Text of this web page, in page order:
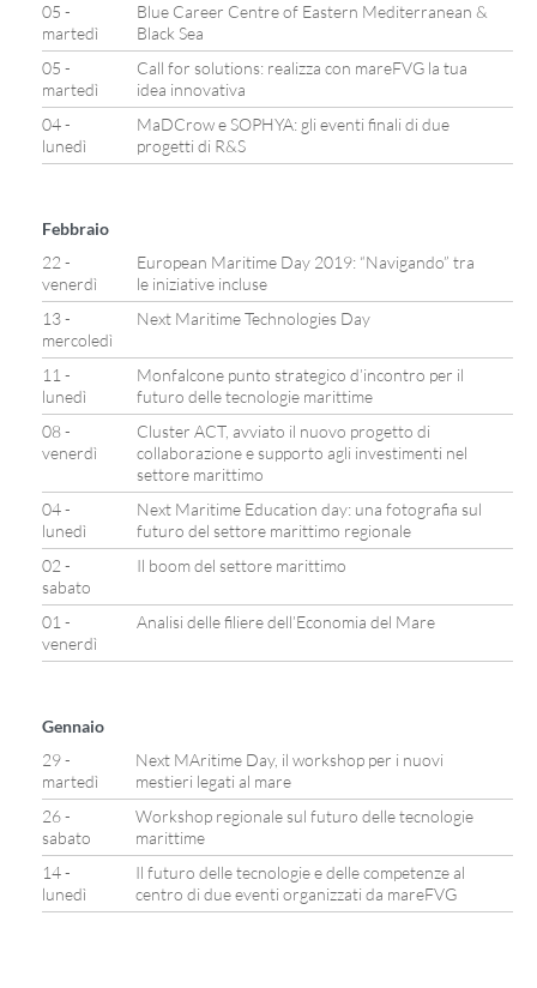
05 -
martedì
Blue Career Centre of Eastern Mediterranean &
Black Sea
05 -
martedì
Call for solutions: realizza con mareFVG la tua
idea innovativa
04 -
lunedì
MaDCrow e SOPHYA: gli eventi finali di due
progetti di R&S
Febbraio
22 -
venerdì
European Maritime Day 2019: “Navigando” tra
le iniziative incluse
13 -
mercoledì
Next Maritime Technologies Day
11 -
lunedì
Monfalcone punto strategico d’incontro per il
futuro delle tecnologie marittime
08 -
venerdì
Cluster ACT, avviato il nuovo progetto di
collaborazione e supporto agli investimenti nel
settore marittimo
04 -
lunedì
Next Maritime Education day: una fotografia sul
futuro del settore marittimo regionale
02 -
sabato
Il boom del settore marittimo
01 -
venerdì
Analisi delle filiere dell’Economia del Mare
Gennaio
29 -
martedì
Next MAritime Day, il workshop per i nuovi
mestieri legati al mare
26 -
sabato
Workshop regionale sul futuro delle tecnologie
marittime
14 -
lunedì
Il futuro delle tecnologie e delle competenze al
centro di due eventi organizzati da mareFVG